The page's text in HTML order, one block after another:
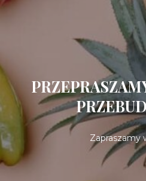
Zapraszamy